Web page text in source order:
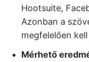
Hootsuite,
Azonban a
megfelelően
Mérhető